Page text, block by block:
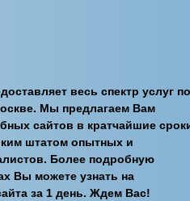
весь спектр услуг по
Мы предлагаем Вам
сайтов в кратчайшие
штатом опытных и
Более подробную
Вы можете узнать на
за 1 день. Ждем Вас!